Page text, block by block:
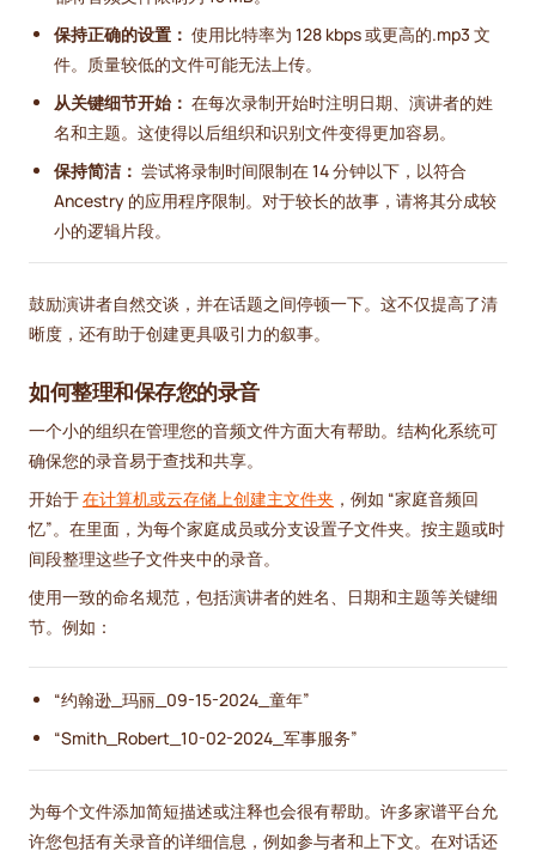
保持正确的设置： 使用比特率为 128 kbps 或更高的.mp3 文
件。质量较低的文件可能无法上传。
从关键细节开始： 在每次录制开始时注明日期、演讲者的姓
名和主题。这使得以后组织和识别文件变得更加容易。
保持简洁： 尝试将录制时间限制在 14 分钟以下，以符合
Ancestry 的应用程序限制。对于较长的故事，请将其分成较
小的逻辑片段。
鼓励演讲者自然交谈，并在话题之间停顿一下。这不仅提高了清
晰度，还有助于创建更具吸引力的叙事。
如何整理和保存您的录音
一个小的组织在管理您的音频文件方面大有帮助。结构化系统可
确保您的录音易于查找和共享。
开始于在计算机或云存储上创建主文件夹 ，例如 “家庭音频回
忆”。在里面，为每个家庭成员或分支设置子文件夹。按主题或时
间段整理这些子文件夹中的录音。
使用一致的命名规范，包括演讲者的姓名、日期和主题等关键细
节。例如：
“约翰逊_玛丽_09-15-2024_童年”
“Smith_Robert_10-02-2024_军事服务”
为每个文件添加简短描述或注释也会很有帮助。许多家谱平台允
许您包括有关录音的详细信息，例如参与者和上下文。在对话还